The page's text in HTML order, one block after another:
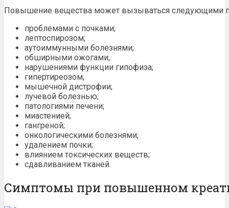
Повышение вещества может вызываться следующими
проблемами с почками;
лептоспирозом;
аутоиммунными болезнями;
обширными ожогами;
нарушениями функции гипофиза;
гипертиреозом;
мышечной дистрофии;
лучевой болезнью;
патологиями печени;
миастенией;
гангреной;
онкологическими болезнями;
удалением почки;
влиянием токсических веществ;
сдавливанием тканей.
Симптомы при повышенном